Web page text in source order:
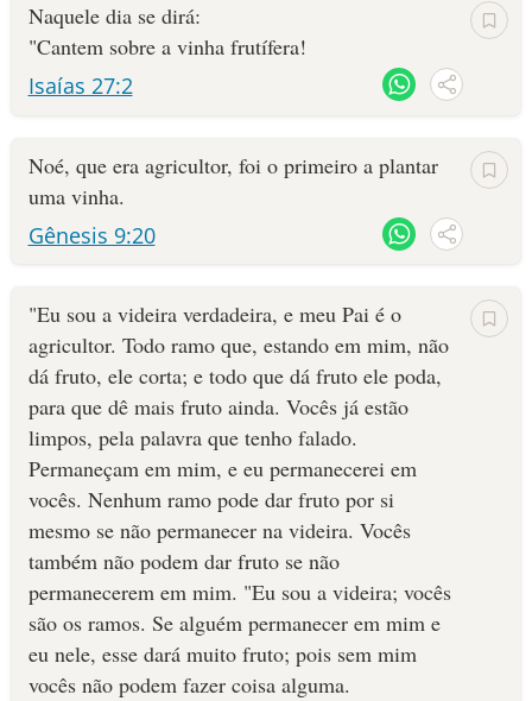
Naquele dia se dirá:
"Cantem sobre a vinha frutífera!
Isaías 27:2
Noé, que era agricultor, foi o primeiro a plan­tar
uma vinha.
Gênesis 9:20
"Eu sou a videira verdadeira, e meu Pai é o
agricultor. Todo ramo que, estando em mim, não
dá fruto, ele corta; e todo que dá fruto ele poda,
para que dê mais fruto ainda. Vocês já estão
limpos, pela palavra que tenho falado.
Permaneçam em mim, e eu permanecerei em
vocês. Nenhum ramo pode dar fruto por si
mesmo se não permanecer na videira. Vocês
também não podem dar fruto se não
permanecerem em mim. "Eu sou a videira; vocês
são os ramos. Se alguém permanecer em mim e
eu nele, esse dará muito fruto; pois sem mim
vocês não podem fazer coisa alguma.